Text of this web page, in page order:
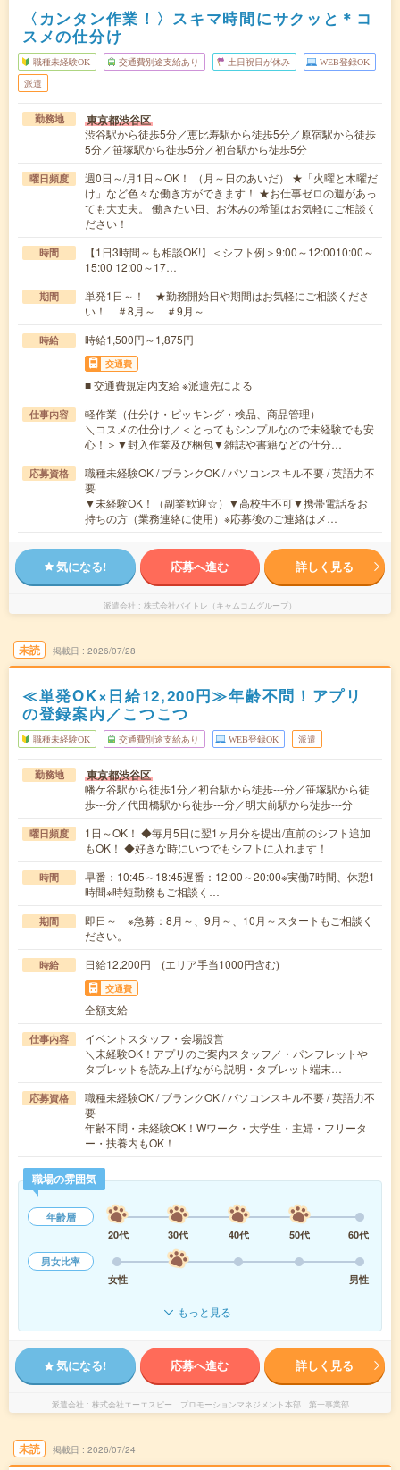
〈カンタン作業！〉スキマ時間にサクッと＊コ
スメの仕分け
職種未経験OK 交通費別途支給あり 土日祝日が休み WEB登録OK
派遣
勤務地 東京都渋谷区
渋谷駅から徒歩5分／恵比寿駅から徒歩5分／原宿駅から徒歩
5分／笹塚駅から徒歩5分／初台駅から徒歩5分
曜日頻度
週0日～/月1日～OK！ （月～日のあいだ） ★「火曜と木曜だ
け」など色々な働き方ができます！ ★お仕事ゼロの週があっ
ても大丈夫。 働きたい日、お休みの希望はお気軽にご相談く
ださい！
時間
【1日3時間～も相談OK!】＜シフト例＞9:00～12:0010:00～
15:00 12:00～17…
期間
単発1日～！ ★勤務開始日や期間はお気軽にご相談くださ
い！ ＃8月～ ＃9月～
時給 時給1,500円～1,875円
交通費
■ 交通費規定内支給 ※派遣先による
仕事内容
軽作業（仕分け・ピッキング・検品、商品管理）
＼コスメの仕分け／＜とってもシンプルなので未経験でも安
心！＞▼封入作業及び梱包▼雑誌や書籍などの仕分…
応募資格
職種未経験OK / ブランクOK / パソコンスキル不要 / 英語力不
要
▼未経験OK！（副業歓迎☆）▼高校生不可▼携帯電話をお
持ちの方（業務連絡に使用）※応募後のご連絡はメ…
気になる! 応募へ進む 詳しく見る
派遣会社 株式会社バイトレ（キャムコムグループ）
未読 掲載日 2026/07/28
≪単発OK×日給12,200円≫年齢不問！アプリ
の登録案内／こつこつ
職種未経験OK 交通費別途支給あり WEB登録OK 派遣
勤務地 東京都渋谷区
幡ケ谷駅から徒歩1分／初台駅から徒歩---分／笹塚駅から徒
歩---分／代田橋駅から徒歩---分／明大前駅から徒歩---分
曜日頻度
1日～OK！ ◆毎月5日に翌1ヶ月分を提出/直前のシフト追加
もOK！ ◆好きな時にいつでもシフトに入れます！
時間
早番：10:45～18:45遅番：12:00～20:00※実働7時間、休憩1
時間※時短勤務もご相談く…
期間
即日～ ※急募：8月～、9月～、10月～スタートもご相談く
ださい。
時給 日給12,200円 (エリア手当1000円含む)
交通費
全額支給
仕事内容
イベントスタッフ・会場設営
＼未経験OK！アプリのご案内スタッフ／・パンフレットや
タブレットを読み上げながら説明・タブレット端末…
応募資格
職種未経験OK / ブランクOK / パソコンスキル不要 / 英語力不
要
年齢不問・未経験OK！Wワーク・大学生・主婦・フリータ
ー・扶養内もOK！
職場の雰囲気
年齢層
20代
30代 40代 50代
60代
男女比率
女性
男性
もっと見る
気になる! 応募へ進む 詳しく見る
派遣会社 株式会社エーエスピー プロモーションマネジメント本部 第一事業部
未読 掲載日 2026/07/24